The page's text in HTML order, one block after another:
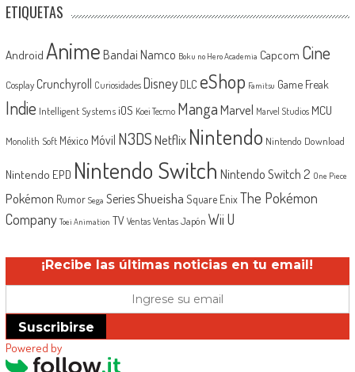
ETIQUETAS
Android Anime Bandai Namco Boku no Hero Academia Capcom Cine
Cosplay Crunchyroll Curiosidades Disney DLC eShop Famitsu Game Freak
Indie Intelligent Systems iOS Koei Tecmo MangaMarvel Marvel Studios MCU
Monolith Soft México Móvil N3DSNetflix Nintendo Nintendo Download
Nintendo EPD Nintendo Switch Nintendo Switch 2 One Piece
Pokémon Rumor Sega SeriesShueisha Square EnixThe Pokémon
Company Toei Animation TV Ventas Ventas Japón Wii U
¡Recibe las últimas noticias en tu email!
Suscribirse
Powered by